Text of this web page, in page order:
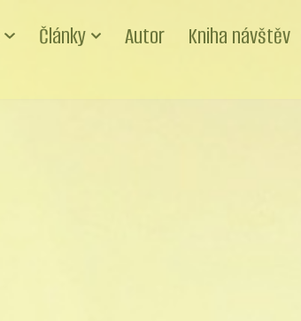
Články Autor Kniha návštěv